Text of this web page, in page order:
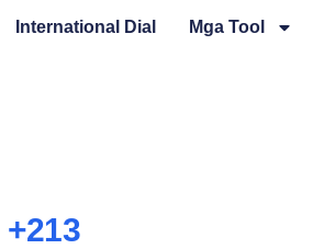
International Dial Mga Tool
+213